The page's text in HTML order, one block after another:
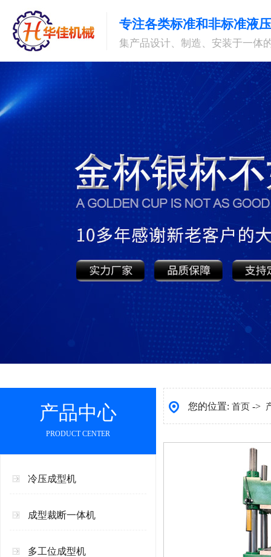
专注各类标准和非标准液
集产品设计、制造、安装于一体
产品中心
PRODUCT CENTER
冷压成型机
成型裁断一体机
多工位成型机
您的位置: 首页 ->